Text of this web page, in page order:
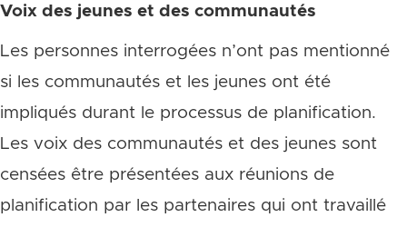
Voix des jeunes et des communautés
Les personnes interrogées n’ont pas mentionné
si les communautés et les jeunes ont été
impliqués durant le processus de planification.
Les voix des communautés et des jeunes sont
censées être présentées aux réunions de
planification par les partenaires qui ont travaillé